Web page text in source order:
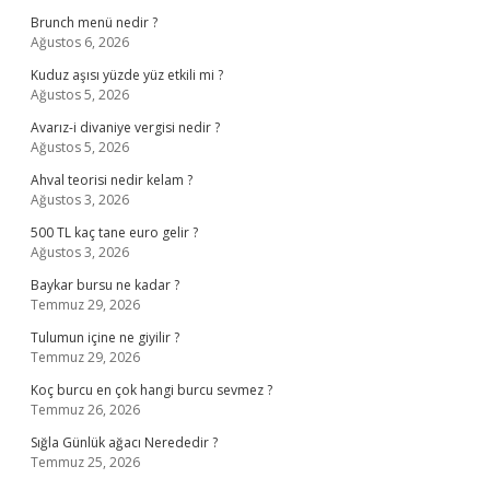
Brunch menü nedir ?
Ağustos 6, 2026
Kuduz aşısı yüzde yüz etkili mi ?
Ağustos 5, 2026
Avarız-i divaniye vergisi nedir ?
Ağustos 5, 2026
Ahval teorisi nedir kelam ?
Ağustos 3, 2026
500 TL kaç tane euro gelir ?
Ağustos 3, 2026
Baykar bursu ne kadar ?
Temmuz 29, 2026
Tulumun içine ne giyilir ?
Temmuz 29, 2026
Koç burcu en çok hangi burcu sevmez ?
Temmuz 26, 2026
Sığla Günlük ağacı Nerededir ?
Temmuz 25, 2026